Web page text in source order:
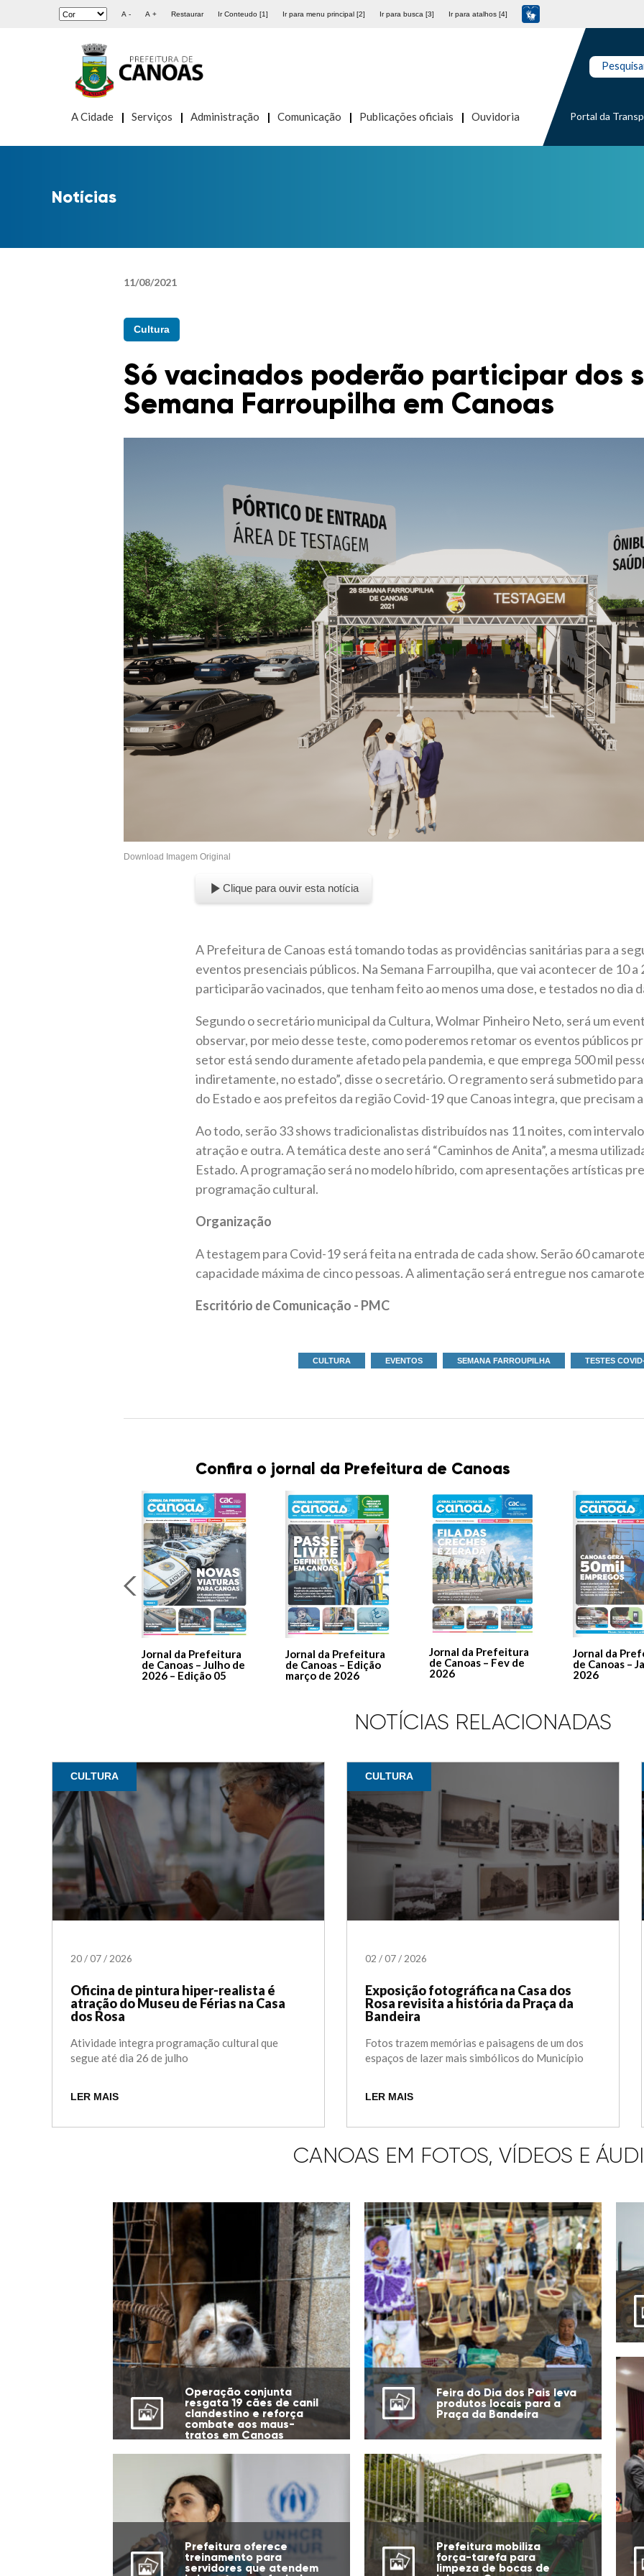
A - A + Restaurar Ir Conteudo [1] Ir para menu principal [2] Ir para busca [3] Ir para atalhos [4]
A Cidade Serviços Administração Comunicação Publicações oficiais Ouvidoria Portal da
Notícias
11/08/2021
Cultura
Só vacinados poderão participar dos
Semana Farroupilha em Canoas
Download Imagem Original
Clique para ouvir esta notícia
A Prefeitura de Canoas está tomando todas as providências sanitárias para a
eventos presenciais públicos. Na Semana Farroupilha, que vai acontecer de 10 a
participarão vacinados, que tenham feito ao menos uma dose, e testados no dia
Segundo o secretário municipal da Cultura, Wolmar Pinheiro Neto, será um
observar, por meio desse teste, como poderemos retomar os eventos públicos
setor está sendo duramente afetado pela pandemia, e que emprega 500 mil
indiretamente, no estado”, disse o secretário. O regramento será submetido
do Estado e aos prefeitos da região Covid-19 que Canoas integra, que precisam
Ao todo, serão 33 shows tradicionalistas distribuídos nas 11 noites, com
atração e outra. A temática deste ano será “Caminhos de Anita”, a mesma
Estado. A programação será no modelo híbrido, com apresentações artísticas
programação cultural.
Organização
A testagem para Covid-19 será feita na entrada de cada show. Serão 60
capacidade máxima de cinco pessoas. A alimentação será entregue nos
Escritório de Comunicação - PMC
CULTURA EVENTOS SEMANA FARROUPILHA TESTES
Confira o jornal da Prefeitura de Canoas
Jornal da Prefeitura
de Canoas – Julho de
2026 – Edição 05
Jornal da Prefeitura
de Canoas – Edição
março de 2026
Jornal da Prefeitura
de Canoas – Fev de
2026
Jornal da
de Canoas –
2026
NOTÍCIAS RELACIONADAS
CULTURA
20/07/ 2026
Oficina de pintura hiper-realista é
atração do Museu de Férias na Casa
dos Rosa
Atividade integra programação cultural que
segue até dia 26 de julho
LER MAIS
CULTURA
02 /07/ 2026
Exposição fotográfica na Casa dos
Rosa revisita a história da Praça da
Bandeira
Fotos trazem memórias e paisagens de um dos
espaços de lazer mais simbólicos do Município
LER MAIS
CANOAS EM FOTOS, VÍDEOS E
Operação conjunta
resgata 19 cães de canil
clandestino e reforça
combate aos maus-
tratos em Canoas
Feira do Dia dos Pais leva
produtos locais para a
Praça da Bandeira
Prefeitura oferece
treinamento para
servidores que atendem
Prefeitura mobiliza
força-tarefa para
limpeza de bocas de